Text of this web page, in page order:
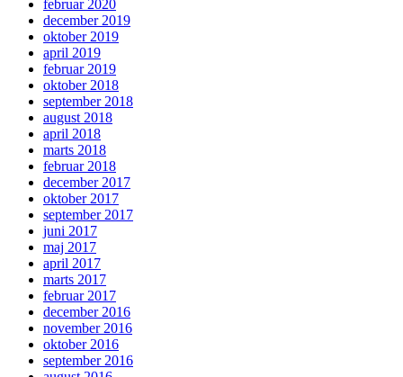
februar 2020
december 2019
oktober 2019
april 2019
februar 2019
oktober 2018
september 2018
august 2018
april 2018
marts 2018
februar 2018
december 2017
oktober 2017
september 2017
juni 2017
maj 2017
april 2017
marts 2017
februar 2017
december 2016
november 2016
oktober 2016
september 2016